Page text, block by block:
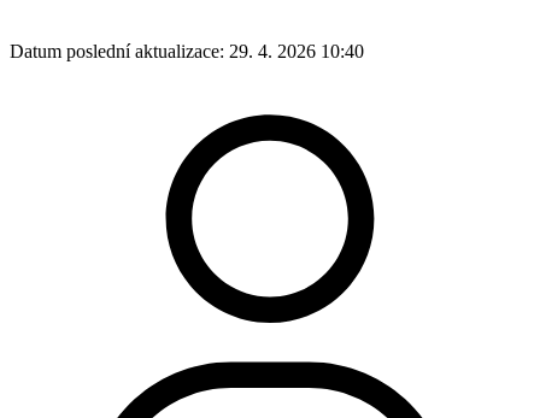
Datum poslední aktualizace: 29. 4. 2026 10:40